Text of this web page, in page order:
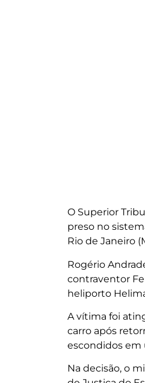
O Superior
preso no
Rio de Janeiro
Rogério
contraventor
heliporto
A vítima foi
carro após
escondidos em
Na decisão, o